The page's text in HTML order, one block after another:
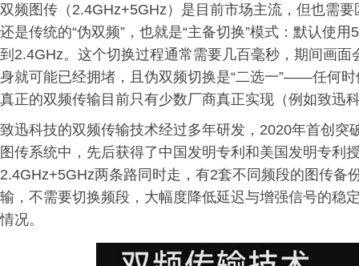
双频图传（2.4GHz+5GHz）是目前市场主流，但也需
还是传统的“伪双频”，也就是“主备切换”模式：默认使
到2.4GHz。这个切换过程通常需要几百毫秒，期间画
身就可能已经拥堵，且伪双频切换是“二选一”——任何
真正的双频传输目前只有少数厂商真正实现（例如致迅
致迅科技的双频传输技术经过多年研发，2020年首创
图传系统中，先后获得了中国发明专利和美国发明专利
2.4GHz+5GHz两条路同时走，有2套不同频段的图传备
输，不需要切换频段，大幅度降低延迟与增强信号的稳
情况。